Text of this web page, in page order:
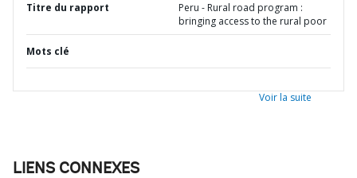
Titre du rapport
Peru - Rural road program :
bringing access to the rural poor
Mots clé
Voir la suite
LIENS CONNEXES